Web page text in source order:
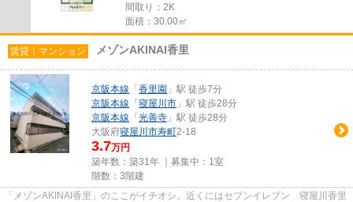
間取り：2K
面積：30.00㎡
賃貸｜マンション メゾンAKINAI香里
京阪本線 「 香里園 」駅 徒歩7分
京阪本線 「 寝屋川市 」駅 徒歩28分
京阪本線 「 光善寺 」駅 徒歩28分
大阪府寝屋川市寿町2-18
3.7万円
築年数：築31年 ｜募集中： 1室
階数：3階建
「メゾンAKINAI香里」のここがイチオシ。近くにはセブンイレブン 寝屋川香里